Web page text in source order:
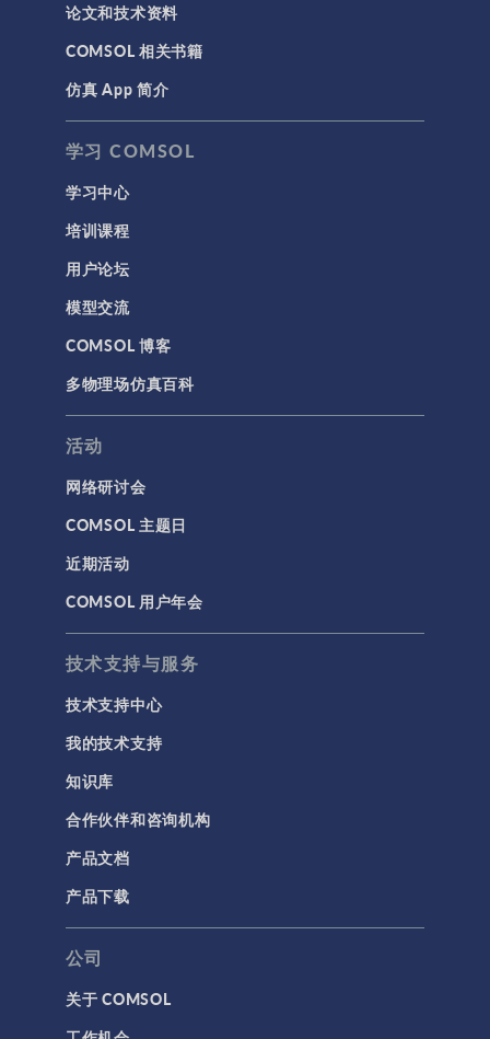
结构 & 声学
MEMS & 压电器件
声学与振动
岩土力学
材料模型
结构力学
结构动力学
API
代理模型
仿真 App
基于方程建模
安装与许可证管理
建模工具和定义
材料
物理场接口
用户界面
研究与求解器
简介
结果与可视化
网格
集群计算和云计算
3D 打印
论文和技术资料
COMSOL 相关书籍
仿真 App 简介
学习 COMSOL
学习中心
培训课程
用户论坛
模型交流
COMSOL 博客
多物理场仿真百科
活动
网络研讨会
COMSOL 主题日
近期活动
COMSOL 用户年会
技术支持与服务
技术支持中心
我的技术支持
知识库
合作伙伴和咨询机构
产品文档
产品下载
公司
关于 COMSOL